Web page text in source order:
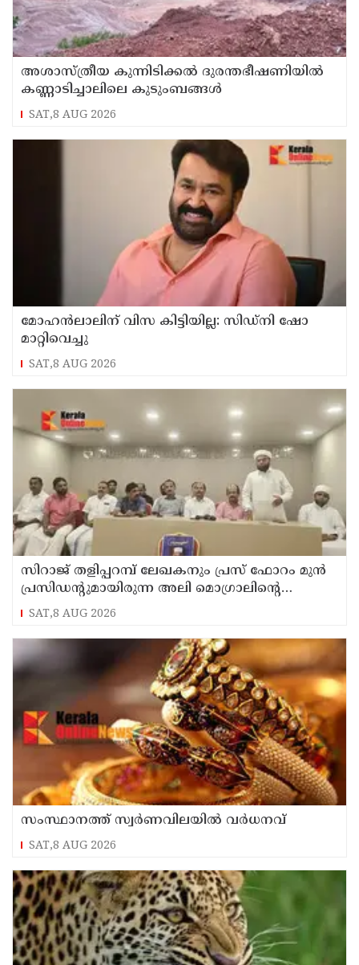
അശാസ്ത്രീയ കുന്നിടിക്കൽ ദുരന്തഭീഷണിയിൽ
കണ്ണാടിച്ചാലിലെ കുടുംബങ്ങൾ
SAT,8 AUG 2026
മോഹൻലാലിന് വിസ കിട്ടിയില്ല: സിഡ്നി ഷോ
മാറ്റിവെച്ചു
SAT,8 AUG 2026
സിറാജ് തളിപ്പറമ്പ് ലേഖകനും പ്രസ് ഫോറം മുൻ
പ്രസിഡൻ്റുമായിരുന്ന അലി മൊഗ്രാലിൻ്റെ
വിയോഗത്തിൽ സർവ്വകക്ഷി അനുസ്മരണം
SAT,8 AUG 2026
സംസ്ഥാനത്ത് സ്വർണവിലയിൽ വർധനവ്
SAT,8 AUG 2026